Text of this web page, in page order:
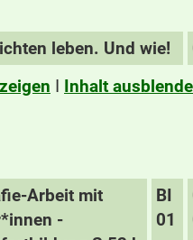
leben. Und wie!
I Inhalt
Arbeit mit
-
BI
01